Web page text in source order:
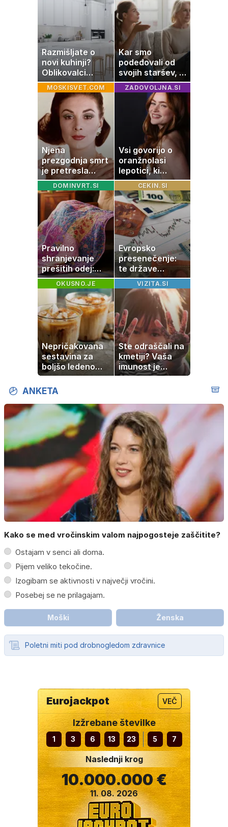
Razmišljate o
novi kuhinji?
Oblikovalci
opozarjajo, da te
barve izgubljajo
priljubljenost
Kar smo
podedovali od
svojih staršev, ni
nujno naša
usoda
MOSKISVET.COM
Njena
prezgodnja smrt
je pretresla
modni svet: za
slavo se je
skrivala
tragedija
ZADOVOLJNA.SI
Vsi govorijo o
oranžnolasi
lepotici, ki
navdušuje s
skrivnostno
vlogo
DOMINVRT.SI
Pravilno
shranjevanje
prešitih odej:
Kako ohraniti
družinsko
dediščino
CEKIN.SI
Evropsko
presenečenje:
te države
rastejo hitreje
od Nemčije,
nekatere celo
večkrat hitreje
OKUSNO.JE
Nepričakovana
sestavina za
boljšo ledeno
kavo, ki jo imate
zagotovo doma
VIZITA.SI
Ste odraščali na
kmetiji? Vaša
imunost je
verjetno
ANKETA
Kako se med vročinskim valom najpogosteje zaščitite?
Ostajam v senci ali doma.
Pijem veliko tekočine.
Izogibam se aktivnosti v največji vročini.
Posebej se ne prilagajam.
Moški Ženska
Poletni miti pod drobnogledom zdravnice
Eurojackpot VEČ
Izžrebane številke
1 3 6 13 23 5 7
Naslednji krog
10.000.000 €
11. 08. 2026